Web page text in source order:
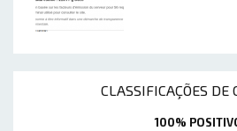
CLASSIFICAÇÕES DE
100%